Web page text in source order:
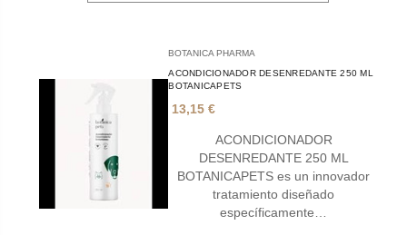
BOTANICA PHARMA
ACONDICIONADOR DESENREDANTE 250 ML
BOTANICAPETS
13,15 €
ACONDICIONADOR
DESENREDANTE 250 ML
BOTANICAPETS es un innovador
tratamiento diseñado
específicamente…